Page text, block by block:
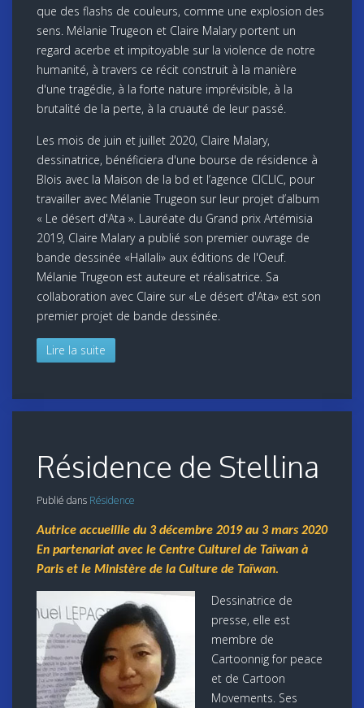
que des flashs de couleurs, comme une explosion des
sens. Mélanie Trugeon et Claire Malary portent un
regard acerbe et impitoyable sur la violence de notre
humanité, à travers ce récit construit à la manière
d'une tragédie, à la forte nature imprévisible, à la
brutalité de la perte, à la cruauté de leur passé.
Les mois de juin et juillet 2020, Claire Malary,
dessinatrice, bénéficiera d'une bourse de résidence à
Blois avec la Maison de la bd et l’agence CICLIC, pour
travailler avec Mélanie Trugeon sur leur projet d’album
« Le désert d'Ata ». Lauréate du Grand prix Artémisia
2019, Claire Malary a publié son premier ouvrage de
bande dessinée «Hallali» aux éditions de l'Oeuf.
Mélanie Trugeon est auteure et réalisatrice. Sa
collaboration avec Claire sur «Le désert d'Ata» est son
premier projet de bande dessinée.
Lire la suite
Résidence de Stellina
Publié dans Résidence
Autrice accueillie du 3 décembre 2019 au 3 mars 2020
En partenariat avec le Centre Culturel de Taïwan à
Paris et le Ministère de la Culture de Taïwan.
Dessinatrice de
presse, elle est
membre de
Cartoonnig for peace
et de Cartoon
Movements. Ses